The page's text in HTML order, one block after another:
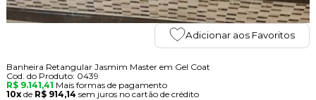
Adicionar aos Favoritos
Banheira Retangular Jasmim Master em Gel Coat
Cod. do Produto: 0439
R$ 9.141,41 Mais formas de pagamento
10xde R$ 914,14 sem juros no cartão de crédito